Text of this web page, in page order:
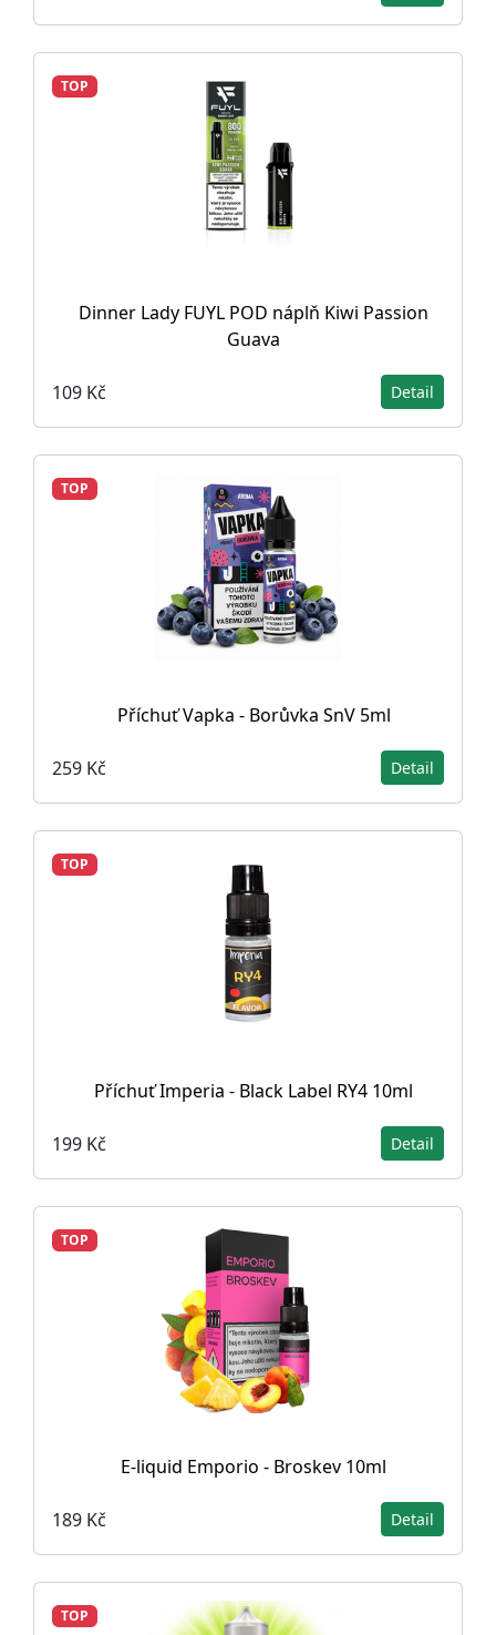
TOP
Dinner Lady FUYL POD náplň Kiwi Passion
Guava
109 Kč Detail
TOP
Příchuť Vapka - Borůvka SnV 5ml
259 Kč Detail
TOP
Příchuť Imperia - Black Label RY4 10ml
199 Kč Detail
TOP
E-liquid Emporio - Broskev 10ml
189 Kč Detail
TOP